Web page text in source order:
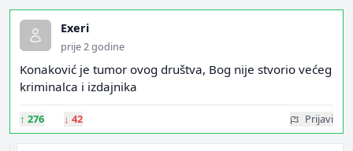
Exeri
prije 2 godine
Konaković je tumor ovog društva, Bog nije stvorio većeg
kriminalca i izdajnika
↑ 276 ↓ 42 Prijavi